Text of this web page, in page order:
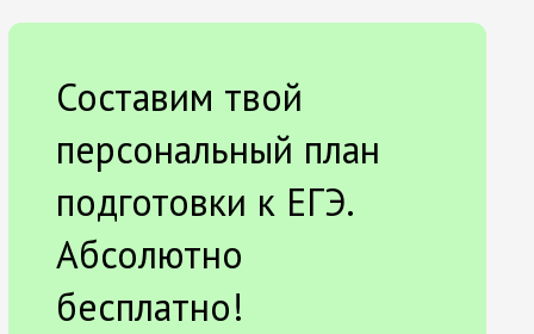
Составим твой
персональный план
подготовки к ЕГЭ.
Абсолютно
бесплатно!